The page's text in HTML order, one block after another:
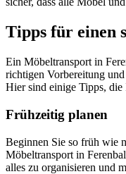
Tipps für einen
Ein Möbeltransport in
richtigen Vorbereitung
Hier sind einige Tipps, die
Frühzeitig planen
Beginnen Sie so früh wie
Möbeltransport in
alles zu organisieren und